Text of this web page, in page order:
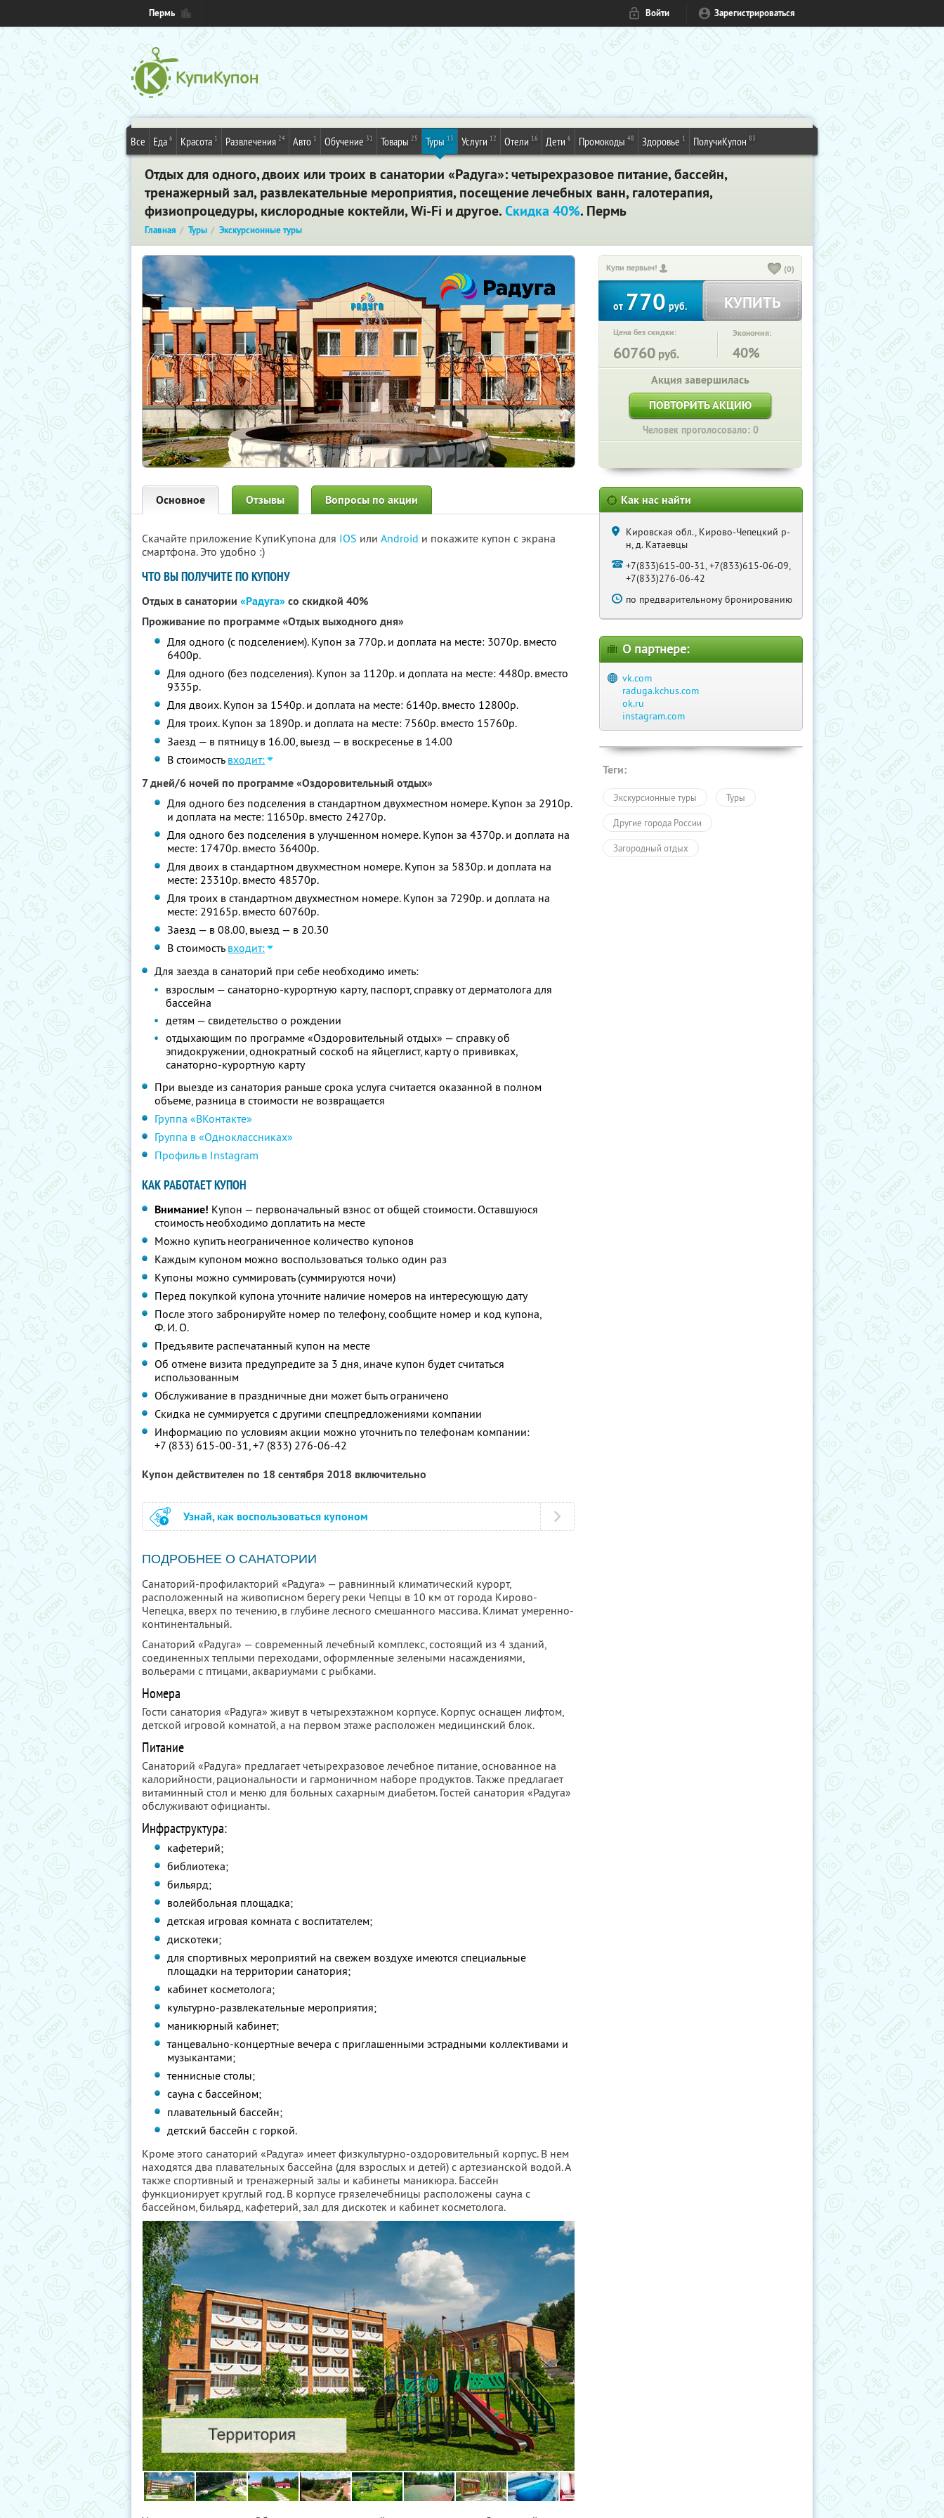
Пермь Войти Зарегистрироваться
Все Еда 6 Красота 1 Развлечения 24 Авто 1 Обучение 31 Товары 25 Туры 13 Услуги 12 Отели 16 Дети 6 Промокоды 48 Здоровье 1 ПолучиКупон 83
Отдых для одного, двоих или троих в санатории «Радуга»: четырехразовое питание, бассейн,
тренажерный зал, развлекательные мероприятия, посещение лечебных ванн, галотерапия,
физиопроцедуры, кислородные коктейли, Wi-Fi и другое.Скидка 40%. Пермь
Главная Туры Экскурсионные туры
Купи первым! (0)
от770руб. КУПИТЬ
Цена без скидки:
60760 руб.
Экономия:
40%
Акция завершилась
ПОВТОРИТЬ АКЦИЮ
Человек проголосовало: 0
Основное Отзывы Вопросы по акции
Скачайте приложение КупиКупона для IOS или Android и покажите купон с экрана
смартфона. Это удобно :)
ЧТО ВЫ ПОЛУЧИТЕ ПО КУПОНУ
Отдых в санатории «Радуга»со скидкой 40%
Проживание по программе «Отдых выходного дня»
Для одного (с подселением). Купон за 770р. и доплата на месте: 3070р. вместо
6400р.
Для одного (без подселения). Купон за 1120р. и доплата на месте: 4480р. вместо
9335р.
Для двоих. Купон за 1540р. и доплата на месте: 6140р. вместо 12800р.
Для троих. Купон за 1890р. и доплата на месте: 7560р. вместо 15760р.
Заезд — в пятницу в 16.00, выезд — в воскресенье в 14.00
В стоимость входит:
7 дней/6 ночей по программе «Оздоровительный отдых»
Для одного без подселения в стандартном двухместном номере. Купон за 2910р.
и доплата на месте: 11650р. вместо 24270р.
Для одного без подселения в улучшенном номере. Купон за 4370р. и доплата на
месте: 17470р. вместо 36400р.
Для двоих в стандартном двухместном номере. Купон за 5830р. и доплата на
месте: 23310р. вместо 48570р.
Для троих в стандартном двухместном номере. Купон за 7290р. и доплата на
месте: 29165р. вместо 60760р.
Заезд — в 08.00, выезд — в 20.30
В стоимость входит:
Для заезда в санаторий при себе необходимо иметь:
взрослым — санаторно-курортную карту, паспорт, справку от дерматолога для
бассейна
детям — свидетельство о рождении
отдыхающим по программе «Оздоровительный отдых» — справку об
эпидокружении, однократный соскоб на яйцеглист, карту о прививках,
санаторно-курортную карту
При выезде из санатория раньше срока услуга считается оказанной в полном
объеме, разница в стоимости не возвращается
Группа «ВКонтакте»
Группа в «Одноклассниках»
Профиль в Instagram
КАК РАБОТАЕТ КУПОН
Внимание! Купон — первоначальный взнос от общей стоимости. Оставшуюся
стоимость необходимо доплатить на месте
Можно купить неограниченное количество купонов
Каждым купоном можно воспользоваться только один раз
Купоны можно суммировать (суммируются ночи)
Перед покупкой купона уточните наличие номеров на интересующую дату
После этого забронируйте номер по телефону, сообщите номер и код купона,
Ф. И. О.
Предъявите распечатанный купон на месте
Об отмене визита предупредите за 3 дня, иначе купон будет считаться
использованным
Обслуживание в праздничные дни может быть ограничено
Скидка не суммируется с другими спецпредложениями компании
Информацию по условиям акции можно уточнить по телефонам компании:
+7 (833) 615-00-31, +7 (833) 276-06-42
Купон действителен по 18 сентября 2018 включительно
Узнай, как воспользоваться купоном
ПОДРОБНЕЕ О САНАТОРИИ
Санаторий-профилакторий «Радуга» — равнинный климатический курорт,
расположенный на живописном берегу реки Чепцы в 10 км от города Кирово-
Чепецка, вверх по течению, в глубине лесного смешанного массива. Климат умеренно-
континентальный.
Санаторий «Радуга» — современный лечебный комплекс, состоящий из 4 зданий,
соединенных теплыми переходами, оформленные зелеными насаждениями,
вольерами с птицами, аквариумами с рыбками.
Номера
Гости санатория «Радуга» живут в четырехэтажном корпусе. Корпус оснащен лифтом,
детской игровой комнатой, а на первом этаже расположен медицинский блок.
Питание
Санаторий «Радуга» предлагает четырехразовое лечебное питание, основанное на
калорийности, рациональности и гармоничном наборе продуктов. Также предлагает
витаминный стол и меню для больных сахарным диабетом. Гостей санатория «Радуга»
обслуживают официанты.
Инфраструктура:
кафетерий;
библиотека;
бильярд;
волейбольная площадка;
детская игровая комната с воспитателем;
дискотеки;
для спортивных мероприятий на свежем воздухе имеются специальные
площадки на территории санатория;
кабинет косметолога;
культурно-развлекательные мероприятия;
маникюрный кабинет;
танцевально-концертные вечера с приглашенными эстрадными коллективами и
музыкантами;
теннисные столы;
сауна с бассейном;
плавательный бассейн;
детский бассейн с горкой.
Кроме этого санаторий «Радуга» имеет физкультурно-оздоровительный корпус. В нем
находятся два плавательных бассейна (для взрослых и детей) с артезианской водой. А
также спортивный и тренажерный залы и кабинеты маникюра. Бассейн
функционирует круглый год. В корпусе грязелечебницы расположены сауна с
бассейном, бильярд, кафетерий, зал для дискотек и кабинет косметолога.
Как нас найти
Кировская обл., Кирово-Чепецкий р-
н, д. Катаевцы
+7(833)615-00-31, +7(833)615-06-09,
+7(833)276-06-42
по предварительному бронированию
О партнере:
vk.com
raduga.kchus.com
ok.ru
instagram.com
Теги:
Экскурсионные туры Туры
Другие города России
Загородный отдых